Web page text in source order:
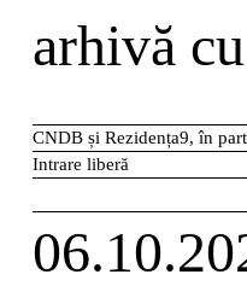
arhivă
CNDB și Rezidența9, în
Intrare liberă